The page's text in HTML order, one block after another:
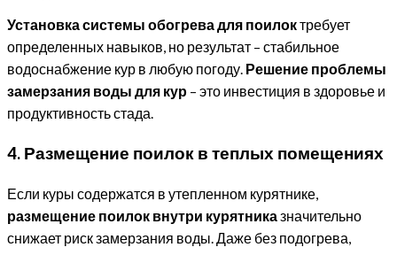
Установка системы обогрева для поилоктребует
определенных навыков, но результат – стабильное
водоснабжение кур в любую погоду. Решение проблемы
замерзания воды для кур – это инвестиция в здоровье и
продуктивность стада.
4. Размещение поилок в теплых помещениях
Если куры содержатся в утепленном курятнике,
размещение поилок внутри курятника значительно
снижает риск замерзания воды. Даже без подогрева,